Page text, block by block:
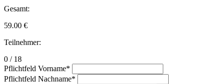
Gesamt:
59.00 €
Teilnehmer:
0 / 18
Pflichtfeld Vorname*
Pflichtfeld Nachname*